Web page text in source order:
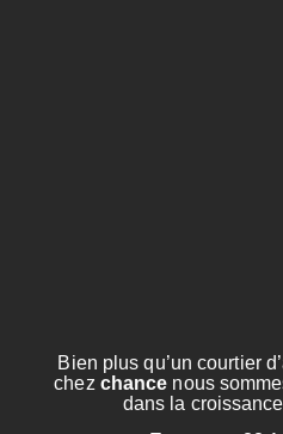
Bien plus qu’un courtier
chez chance nous
dans la